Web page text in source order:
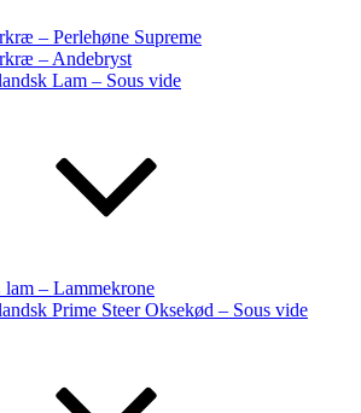
– Perlehøne Supreme
– Andebryst
Lam – Sous vide
– Lammekrone
Prime Steer Oksekød – Sous vide